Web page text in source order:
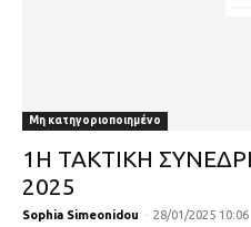
Μη κατηγοριοποιημένο
1Η ΤΑΚΤΙΚΗ
2025
Sophia Simeonidou - 28/01/2025 10:06